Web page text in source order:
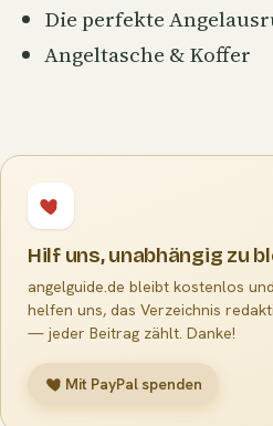
Die perfekte
Angeltasche & Koffer
Hilf uns, unabhängig zu
angelguide.de bleibt kostenlos
helfen uns, das Verzeichnis
— jeder Beitrag zählt. Danke!
Mit PayPal spenden